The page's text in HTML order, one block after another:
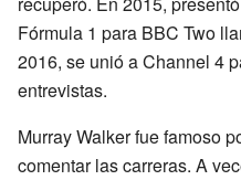
Fórmula 1 para BBC Two
2016, se unió a Channel 4
entrevistas.
Murray Walker fue famoso
comentar las carreras. A